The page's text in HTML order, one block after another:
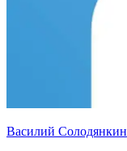
Василий Солодянкин